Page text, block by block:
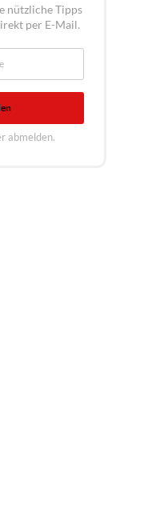
nützliche Tipps
per E-Mail.
abmelden.